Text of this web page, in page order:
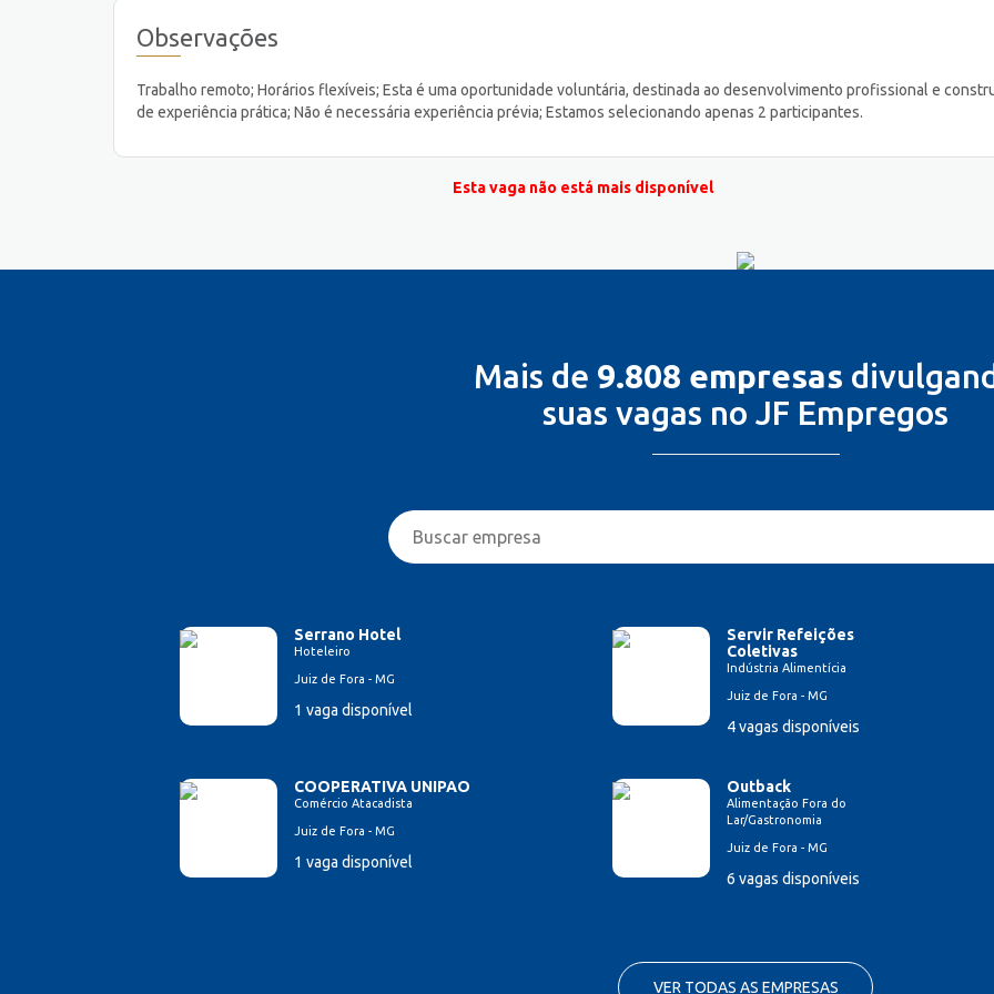
Observações
Trabalho remoto; Horários flexíveis; Esta é uma oportunidade voluntária, destinada ao desenvolvimento profissional e
de experiência prática; Não é necessária experiência prévia; Estamos selecionando apenas 2 participantes.
Esta vaga não está mais disponível
Mais de 9.808 empresas
suas vagas no JF Empregos
Serrano Hotel
Hoteleiro
Juiz de Fora - MG
1 vaga disponível
Servir Refeições
Coletivas
Indústria Alimentícia
Juiz de Fora - MG
4 vagas disponíveis
COOPERATIVA UNIPAO
Comércio Atacadista
Juiz de Fora - MG
1 vaga disponível
Outback
Alimentação Fora do
Lar/Gastronomia
Juiz de Fora - MG
6 vagas disponíveis
VER TODAS AS EMPRESAS